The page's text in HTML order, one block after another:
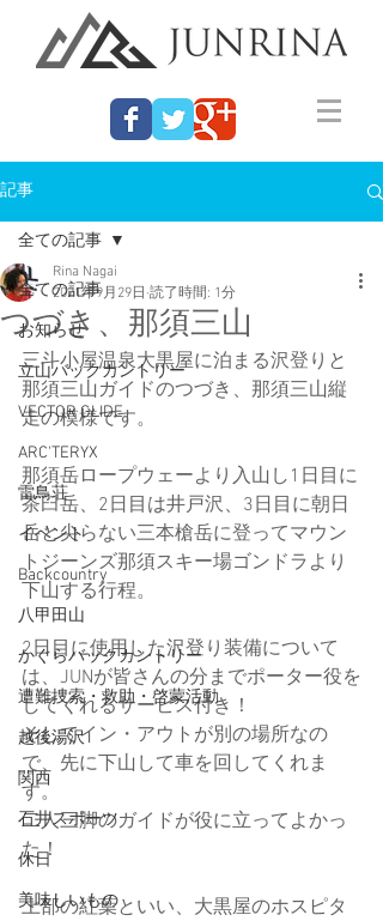
記事
全ての記事
お知らせ
立山バックカントリー
VECTOR GLIDE
ARC'TERYX
雷鳥荘
イベント
Backcountry
八甲田山
かぐらバックカントリー
遭難捜索・救助・啓蒙活動
越後湯沢
関西
石井スポーツ
休日
美味しいもの
全ての記事
つづき、那須三山
Rina Nagai
2021年9月29日 読了時間: 1分
三斗小屋温泉大黒屋に泊まる沢登りと
那須三山ガイドのつづき、那須三山縦
走の模様です。
那須岳ロープウェーより入山し1日目に
茶臼岳、2日目は井戸沢、3日目に朝日
岳と尖らない三本槍岳に登ってマウン
トジーンズ那須スキー場ゴンドラより
下山する行程。
2日目に使用した沢登り装備について
は、JUNが皆さんの分までポーター役を
してくれるサービス付き！
そしてイン・アウトが別の場所なの
で、先に下山して車を回してくれま
す。
二人三脚のガイドが役に立ってよかっ
た！
上部の紅葉といい、大黒屋のホスピタ